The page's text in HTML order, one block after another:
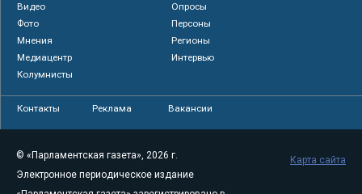
Видео
Опросы
Фото
Персоны
Мнения
Регионы
Медиацентр
Интервью
Колумнисты
Контакты Реклама Вакансии
© «Парламентская газета», 2026 г.
Электронное периодическое издание
Карта сайта